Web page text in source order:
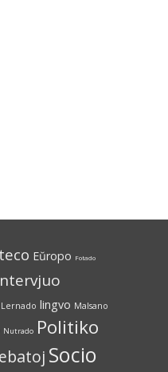
Eŭropo Fotado
Lernado lingvo Malsano
Nutrado Politiko
Socio